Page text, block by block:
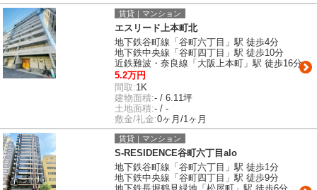
賃貸｜マンション
エスリード上本町北
地下鉄谷町線「谷町六丁目」駅 徒歩4分
地下鉄中央線「谷町四丁目」駅 徒歩10分
近鉄難波・奈良線「大阪上本町」駅 徒歩16分
5.2万円
間取:1K
建物面積:- / 6.11坪
土地面積:- / -
敷金/礼金:0ヶ月/1ヶ月
賃貸｜マンション
S-RESIDENCE谷町六丁目alo
地下鉄谷町線「谷町六丁目」駅 徒歩1分
地下鉄中央線「谷町四丁目」駅 徒歩9分